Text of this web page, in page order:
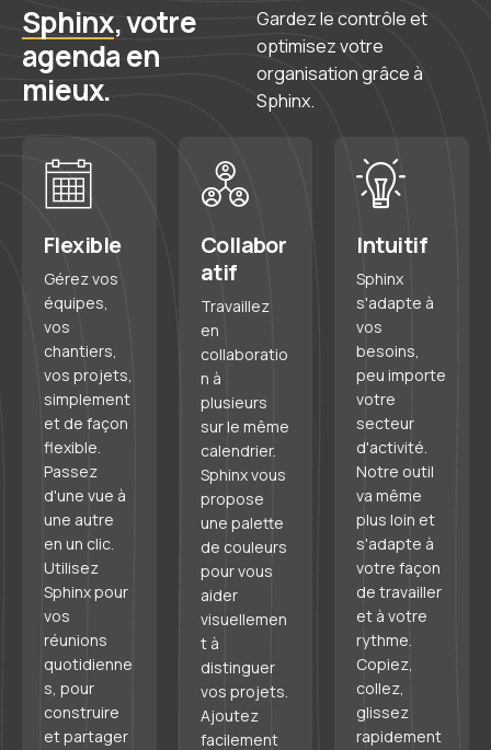
Sphinx, votre
agenda en
mieux.
Gardez le contrôle et
optimisez votre
organisation grâce à
Sphinx.
Flexible
Gérez vos
équipes,
vos
chantiers,
vos projets,
simplement
et de façon
flexible.
Passez
d'une vue à
une autre
en un clic.
Utilisez
Sphinx pour
vos
réunions
quotidienne
s, pour
construire
et partager
Collabor
atif
Travaillez
en
collaboratio
n à
plusieurs
sur le même
calendrier.
Sphinx vous
propose
une palette
de couleurs
pour vous
aider
visuellemen
t à
distinguer
vos projets.
Ajoutez
facilement
Intuitif
Sphinx
s'adapte à
vos
besoins,
peu importe
votre
secteur
d'activité.
Notre outil
va même
plus loin et
s'adapte à
votre façon
de travailler
et à votre
rythme.
Copiez,
collez,
glissez
rapidement